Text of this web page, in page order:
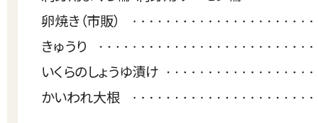
卵焼き（市販）
きゅうり
いくらのしょうゆ漬け
かいわれ大根